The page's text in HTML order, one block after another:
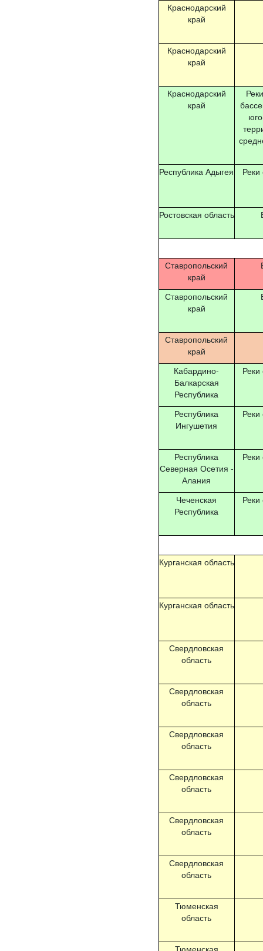
Краснодарский
край
Краснодарский
край
Краснодарский
край
Республика Адыгея
Ростовская область
Ставропольский
край
Ставропольский
край
Ставропольский
край
Кабардино-
Балкарская
Республика
Республика
Ингушетия
Республика
Северная Осетия -
Алания
Чеченская
Республика
Курганская область
Курганская область
Свердловская
область
Свердловская
область
Свердловская
область
Свердловская
область
Свердловская
область
Свердловская
область
Тюменская
область